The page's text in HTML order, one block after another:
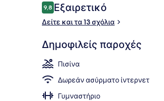
Σχόλια
9,89,8 στα 10
Εξαιρετικό
Δείτε και τα 13 σχόλια
Δημοφιλείς παροχές
Πισίνα
Δωρεάν ασύρματο ίντερνετ
Γυμναστήριο